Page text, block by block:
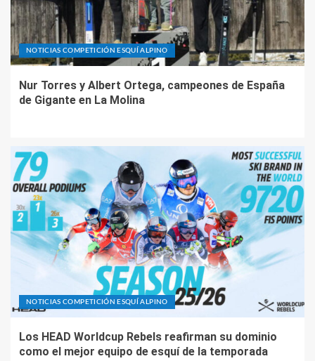
NOTICIAS COMPETICIÓN ESQUÍ ALPINO
Nur Torres y Albert Ortega, campeones de España
de Gigante en La Molina
NOTICIAS COMPETICIÓN ESQUÍ ALPINO
Los HEAD Worldcup Rebels reafirman su dominio
como el mejor equipo de esquí de la temporada